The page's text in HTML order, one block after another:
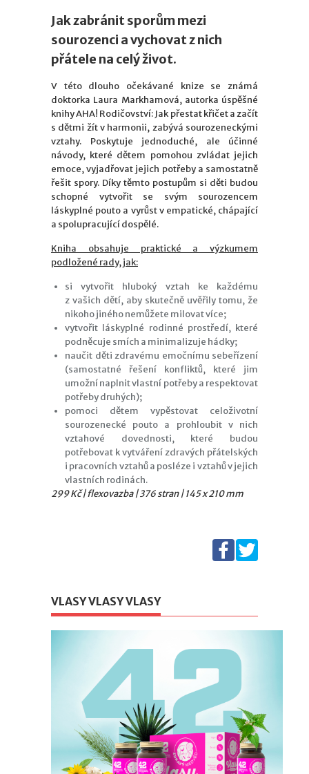
Jak zabránit sporům mezi
sourozenci a vychovat z nich
přátele na celý život.
V této dlouho očekávané knize se známá
doktorka Laura Markhamová, autorka úspěšné
knihy AHA! Rodičovství: Jak přestat křičet a začít
s dětmi žít v harmonii, zabývá sourozeneckými
vztahy. Poskytuje jednoduché, ale účinné
návody, které dětem pomohou zvládat jejich
emoce, vyjadřovat jejich potřeby a samostatně
řešit spory. Díky těmto postupům si děti budou
schopné vytvořit se svým sourozencem
láskyplné pouto a vyrůst v empatické, chápající
a spolupracující dospělé.
Kniha obsahuje praktické a výzkumem
podložené rady, jak:
si vytvořit hluboký vztah ke každému
z vašich dětí, aby skutečně uvěřily tomu, že
nikoho jiného nemůžete milovat více;
vytvořit láskyplné rodinné prostředí, které
podněcuje smích a minimalizuje hádky;
naučit děti zdravému emočnímu sebeřízení
(samostatné řešení konfliktů, které jim
umožní naplnit vlastní potřeby a respektovat
potřeby druhých);
pomoci dětem vypěstovat celoživotní
sourozenecké pouto a prohloubit v nich
vztahové dovednosti, které budou
potřebovat k vytváření zdravých přátelských
i pracovních vztahů a posléze i vztahů v jejich
vlastních rodinách.
299 Kč | flexovazba | 376 stran | 145 x 210 mm
VLASY VLASY VLASY